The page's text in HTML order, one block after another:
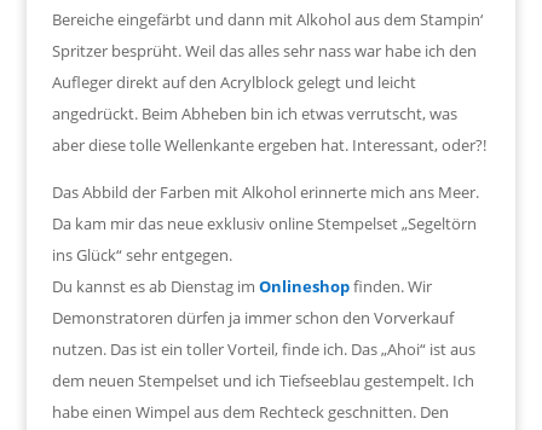
Bereiche eingefärbt und dann mit Alkohol aus dem Stampin‘
Spritzer besprüht. Weil das alles sehr nass war habe ich den
Aufleger direkt auf den Acrylblock gelegt und leicht
angedrückt. Beim Abheben bin ich etwas verrutscht, was
aber diese tolle Wellenkante ergeben hat. Interessant, oder?!
Das Abbild der Farben mit Alkohol erinnerte mich ans Meer.
Da kam mir das neue exklusiv online Stempelset „Segeltörn
ins Glück“ sehr entgegen.
Du kannst es ab Dienstag im Onlineshopfinden. Wir
Demonstratoren dürfen ja immer schon den Vorverkauf
nutzen. Das ist ein toller Vorteil, finde ich. Das „Ahoi“ ist aus
dem neuen Stempelset und ich Tiefseeblau gestempelt. Ich
habe einen Wimpel aus dem Rechteck geschnitten. Den